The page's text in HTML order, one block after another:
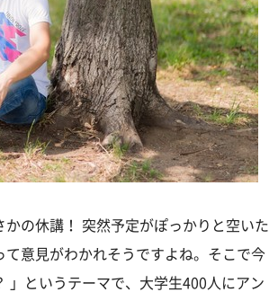
の休講！ 突然予定がぽっかりと空いた
意見がわかれそうですよね。そこで今
」というテーマで、大学生400人にアン